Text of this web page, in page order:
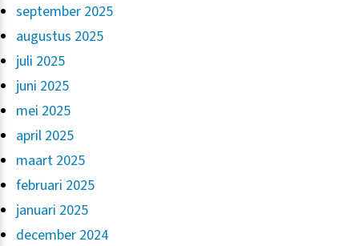
september 2025
augustus 2025
juli 2025
juni 2025
mei 2025
april 2025
maart 2025
februari 2025
januari 2025
december 2024